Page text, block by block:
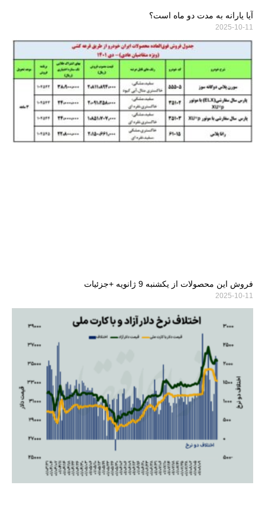
آیا یارانه به مدت دو ماه است؟
2025-10-11
فروش این محصولات از یکشنبه 9 ژانویه +جزئیات
2025-10-11